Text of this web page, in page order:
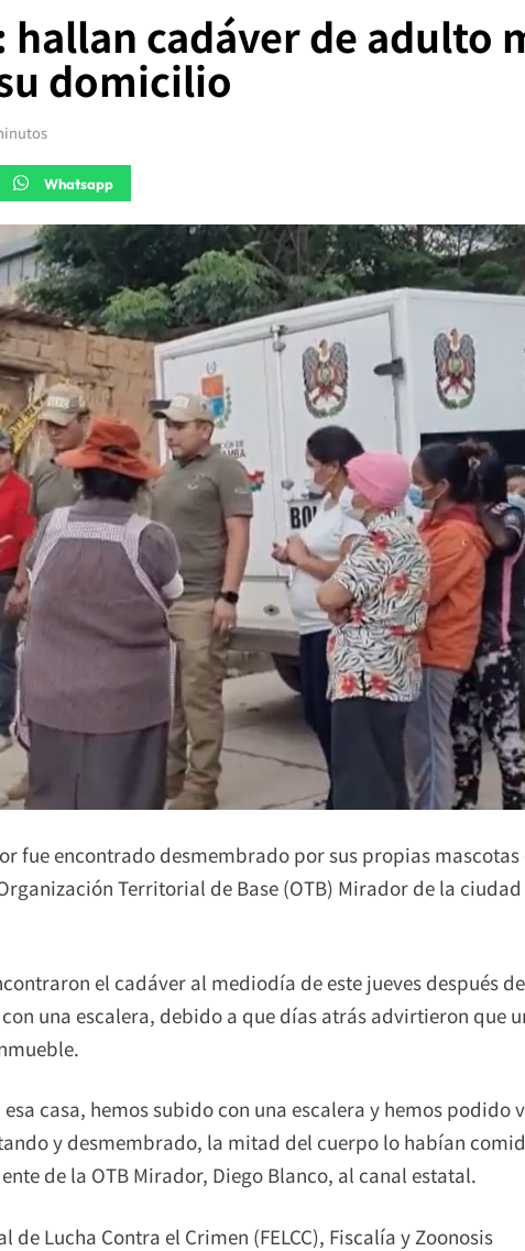
hallan cadáver de adulto
domicilio
Whatsapp
fue encontrado desmembrado por sus propias mascotas
Territorial de Base (OTB) Mirador de la
el cadáver al mediodía de este jueves después de
una escalera, debido a que días atrás advirtieron que
casa, hemos subido con una escalera y hemos podido
y desmembrado, la mitad del cuerpo lo habían
de la OTB Mirador, Diego Blanco, al canal estatal.
de Lucha Contra el Crimen (FELCC), Fiscalía y Zoonosis